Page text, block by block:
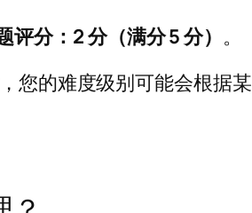
评分：2 分（满分 5 分） 。
您的难度级别可能会根据